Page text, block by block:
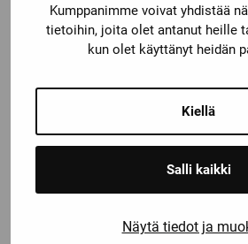
Kumppanimme voivat yhdistää
tietoihin, joita olet antanut heille
kun olet käyttänyt heidän
Kiellä
Salli kaikki
Näytä tiedot ja
Saatat olla
näistä